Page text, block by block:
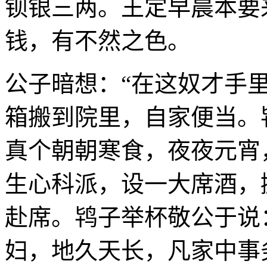
钡银三两。王定早晨本
钱，有不然之色。
公子暗想：“在这奴才手
箱搬到院里，自家便当
真个朝朝寒食，夜夜元
生心科派，设一大席酒
赴席。鸨子举杯敬公于
妇，地久天长，凡家中